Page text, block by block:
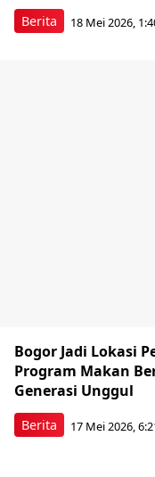
Berita 18 Mei 2026,
Berita
Bogor Jadi Lokasi
Program Makan
Generasi Unggul
17 Mei 2026,